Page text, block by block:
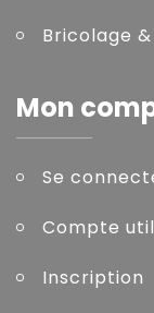
Bricolage &
Mon
Se
Compte
Inscription